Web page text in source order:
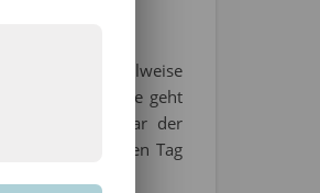
inzwischen teilweise
Diese Woche geht
letzte Woche war der
wir sogar einen Tag